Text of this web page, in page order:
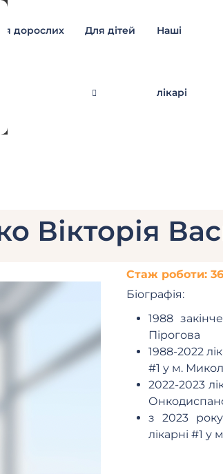
дорослих Для дітей Наші
лікарі
Вікторія
Стаж роботи:
Біографія:
1988
Пірогова
1988-2022
#1 у м.
2022-2023
з 2023
лікарні #1 у